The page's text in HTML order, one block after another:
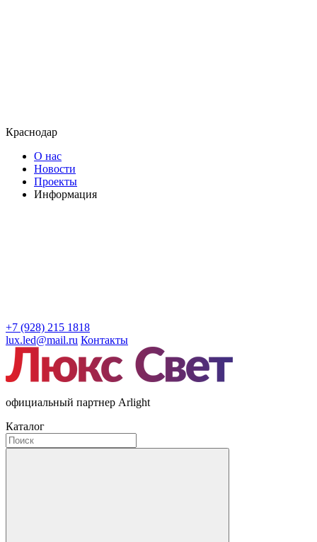
Краснодар
О нас
Новости
Проекты
Информация
+7 (928) 215 1818
lux.led@mail.ru Контакты
официальный партнер Arlight
Каталог